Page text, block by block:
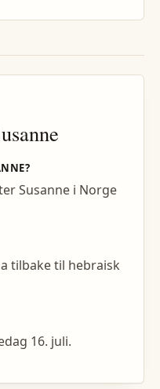
?
Susanne i Norge
tilbake til hebraisk
16. juli.